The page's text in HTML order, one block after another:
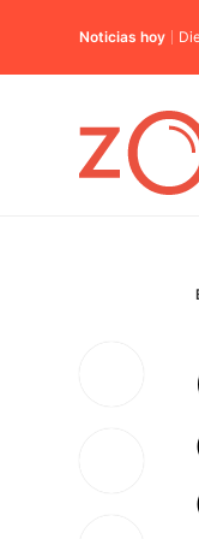
Noticias hoy